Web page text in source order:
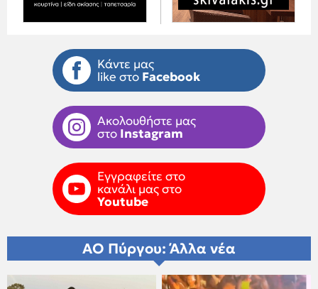
Κάντε μας
like στο Facebook
Ακολουθήστε μας
στο Instagram
Εγγραφείτε στο
κανάλι μας στο
Youtube
ΑΟ Πύργου: Άλλα νέα